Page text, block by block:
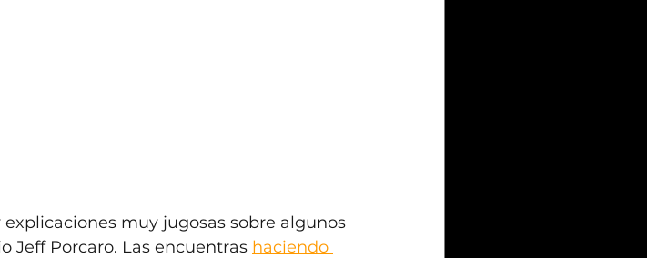
muy jugosas sobre algunos
Jeff Porcaro. Las encuentras haciendo